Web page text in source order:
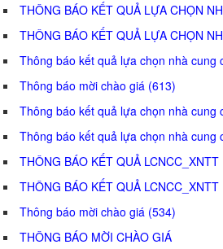
THÔNG BÁO KẾT QUẢ LỰA CHỌN
THÔNG BÁO KẾT QUẢ LỰA CHỌN
Thông báo kết quả lựa chọn nhà cung
Thông báo mời chào giá (613)
Thông báo kết quả lựa chọn nhà cung
Thông báo kết quả lựa chọn nhà cung
THÔNG BÁO KẾT QUẢ LCNCC_XNTT
THÔNG BÁO KẾT QUẢ LCNCC_XNTT
Thông báo mời chào giá (534)
THÔNG BÁO MỜI CHÀO GIÁ